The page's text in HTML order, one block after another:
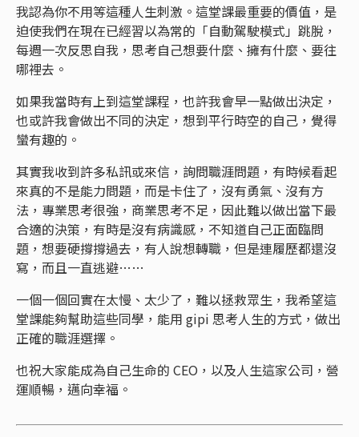
我認為你不用等這種人生刺激。這堂課最重要的價值，是
迫使我們在現在已經習以為常的「自動駕駛模式」跳脫，
每週一次反思自我，思考自己想要什麼、擁有什麼、要往
哪裡去。
如果我當時有上到這堂課程，也許我會早一點做出決定，
也或許我會做出不同的決定，想到平行時空的自己，覺得
蠻有趣的。
其實我收到許多私訊或來信，詢問職涯問題，有時候看起
來真的不是能力問題，而是卡住了，沒有勇氣、沒有方
法，專業思考很強，商業思考不足，因此難以做出當下最
合適的決策，有時是沒有病識感，不知道自己正面臨問
題，想要硬撐撐過去，有人說想轉職，但是連履歷都還沒
寫，而且一直逃避……
一個一個回實在太慢、太少了，難以拯救眾生，我希望這
堂課能夠幫助這些同學，能用 gipi 思考人生的方式，做出
正確的職涯選擇。
也祝大家能成為自己生命的 CEO，以及人生這家公司，營
運順暢，邁向幸福。